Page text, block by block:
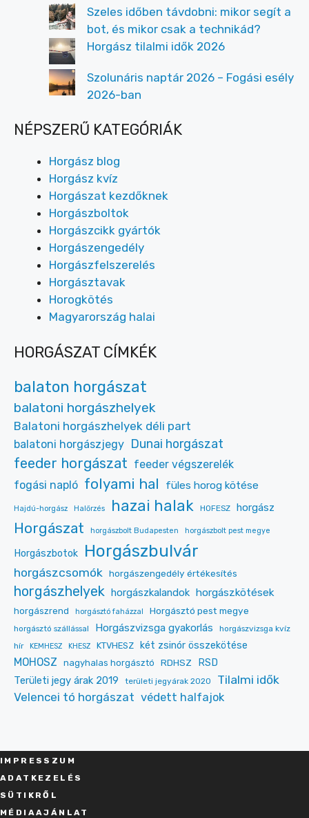
Szeles időben távdobni: mikor segít a
bot, és mikor csak a technikád?
Horgász tilalmi idők 2026
Szolunáris naptár 2026 – Fogási esély
2026-ban
NÉPSZERŰ KATEGÓRIÁK
Horgász blog
Horgász kvíz
Horgászat kezdőknek
Horgászboltok
Horgászcikk gyártók
Horgászengedély
Horgászfelszerelés
Horgásztavak
Horogkötés
Magyarország halai
HORGÁSZAT CÍMKÉK
balaton horgászat
balatoni horgászhelyek
Balatoni horgászhelyek déli part
balatoni horgászjegy Dunai horgászat
feeder horgászat feeder végszerelék
fogási napló folyami hal füles horog kötése
Hajdú-horgász Halőrzés hazai halak HOFESZ horgász
Horgászat horgászbolt Budapesten horgászbolt pest megye
Horgászbotok Horgászbulvár
horgászcsomók horgászengedély értékesítés
horgászhelyek horgászkalandok horgászkötések
horgászrend horgásztó faházzal Horgásztó pest megye
horgásztó szállással Horgászvizsga gyakorlás
horgászvizsga kvíz
hír
KEMHESZ KHESZ KTVHESZ két zsinór összekötése
MOHOSZ nagyhalas horgásztó RDHSZ RSD
Területi jegy árak 2019 területi jegyárak 2020
Tilalmi idők
Velencei tó horgászat védett halfajok
IMPRESSZU M
ADATKEZELÉS
SÜT IKRŐL
MÉDIAAJÁNLAT